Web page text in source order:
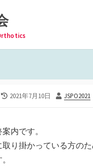
最
新
日
2021年7月10日
投
JSPO2021
内です。
り掛かっている方の